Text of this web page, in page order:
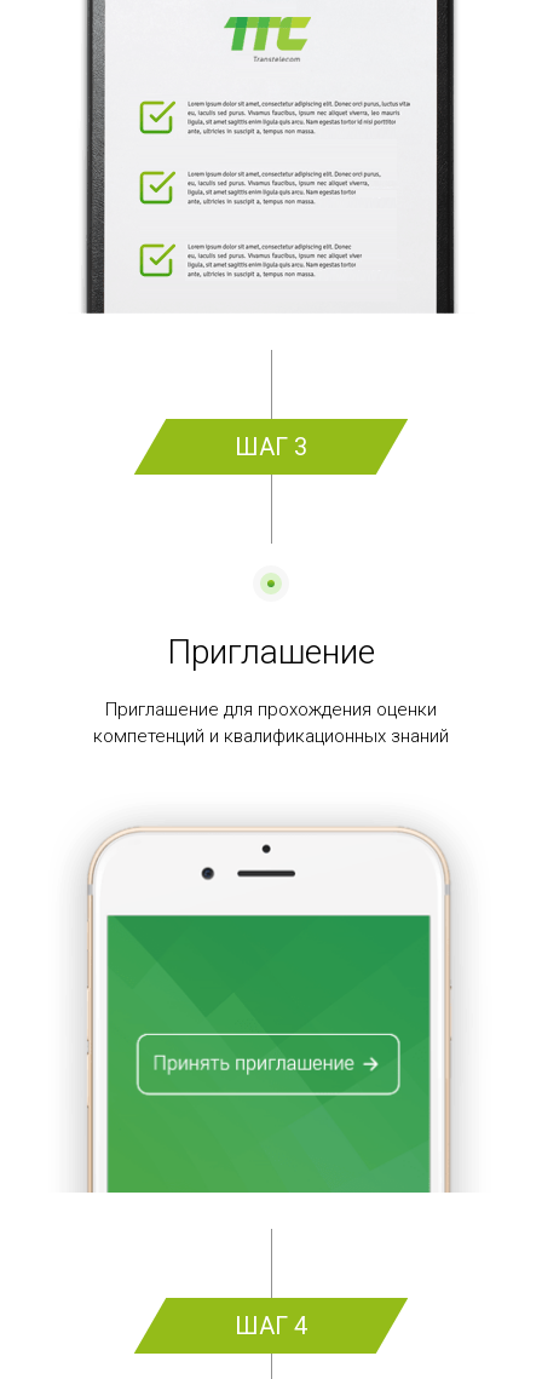
ШАГ 3
Приглашение
Приглашение для прохождения оценки
компетенций и квалификационных знаний
ШАГ 4